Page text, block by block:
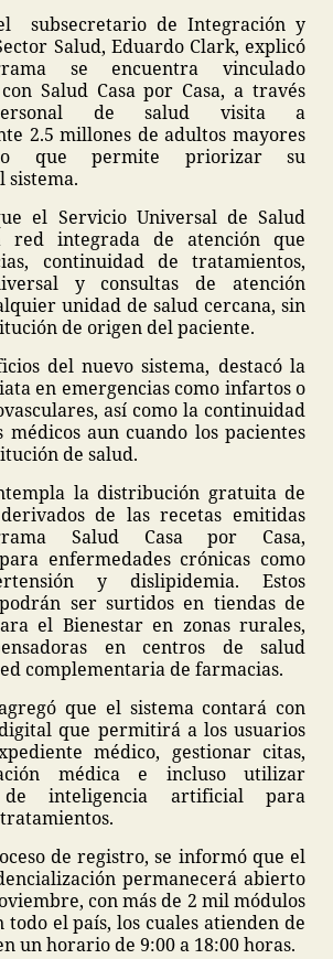
subsecretario de Integración y
Salud, Eduardo Clark, explicó
se encuentra vinculado
Salud Casa por Casa, a través
de salud visita a
2.5 millones de adultos mayores
que permite priorizar su
sistema.
el Servicio Universal de Salud
red integrada de atención que
continuidad de tratamientos,
y consultas de atención
unidad de salud cercana, sin
de origen del paciente.
del nuevo sistema, destacó la
en emergencias como infartos o
así como la continuidad
aun cuando los pacientes
de salud.
la distribución gratuita de
de las recetas emitidas
Salud Casa por Casa,
enfermedades crónicas como
y dislipidemia. Estos
ser surtidos en tiendas de
el Bienestar en zonas rurales,
en centros de salud
complementaria de farmacias.
que el sistema contará con
que permitirá a los usuarios
médico, gestionar citas,
médica e incluso utilizar
de inteligencia artificial para
de registro, se informó que el
permanecerá abierto
con más de 2 mil módulos
todo el país, los cuales atienden de
un horario de 9:00 a 18:00 horas.